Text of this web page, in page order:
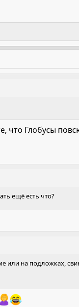
что Глобусы
ещё есть что?
или на подложках,